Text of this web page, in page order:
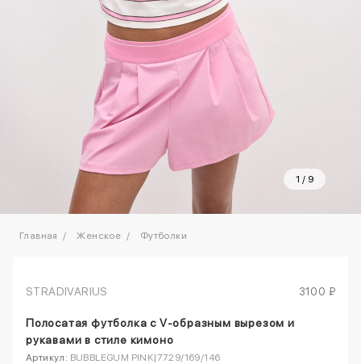
1 / 9
Главная Женское Футболки
STRADIVARIUS 3100 ₽
Полосатая футболка с V-образным вырезом и
рукавами в стиле кимоно
Артикул: BUBBLEGUM PINK|7729/169/146